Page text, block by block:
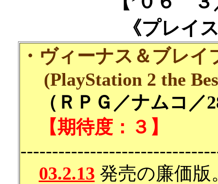
《プレイ
・ヴィーナス＆ブレ
(PlayStation 2 the
（ＲＰＧ／ナムコ／
【期待度：３】
03.2.13 発売の廉価版